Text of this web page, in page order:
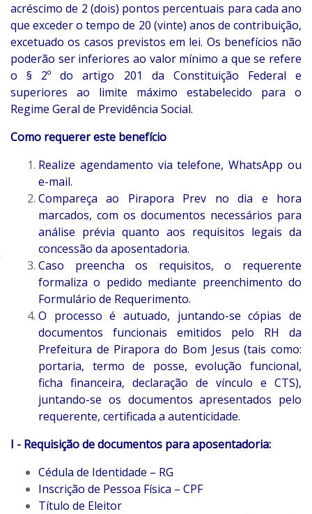
acréscimo de 2 (dois) pontos percentuais para cada ano
que exceder o tempo de 20 (vinte) anos de contribuição,
excetuado os casos previstos em lei. Os benefícios não
poderão ser inferiores ao valor mínimo a que se refere
o § 2º do artigo 201 da Constituição Federal e
superiores ao limite máximo estabelecido para o
Regime Geral de Previdência Social.
Como requerer este benefício
Realize agendamento via telefone, WhatsApp ou
e-mail.
Compareça ao Pirapora Prev no dia e hora
marcados, com os documentos necessários para
análise prévia quanto aos requisitos legais da
concessão da aposentadoria.
Caso preencha os requisitos, o requerente
formaliza o pedido mediante preenchimento do
Formulário de Requerimento.
O processo é autuado, juntando-se cópias de
documentos funcionais emitidos pelo RH da
Prefeitura de Pirapora do Bom Jesus (tais como:
portaria, termo de posse, evolução funcional,
ficha financeira, declaração de vínculo e CTS),
juntando-se os documentos apresentados pelo
requerente, certificada a autenticidade.
I - Requisição de documentos para aposentadoria:
Cédula de Identidade – RG
Inscrição de Pessoa Física – CPF
Título de Eleitor